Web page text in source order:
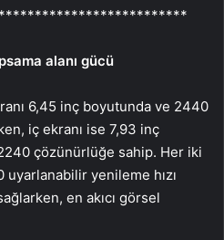
alanı gücü
6,45 inç boyutunda ve 2440
iç ekranı ise 7,93 inç
çözünürlüğe sahip. Her iki
uyarlanabilir yenileme hızı
en akıcı görsel